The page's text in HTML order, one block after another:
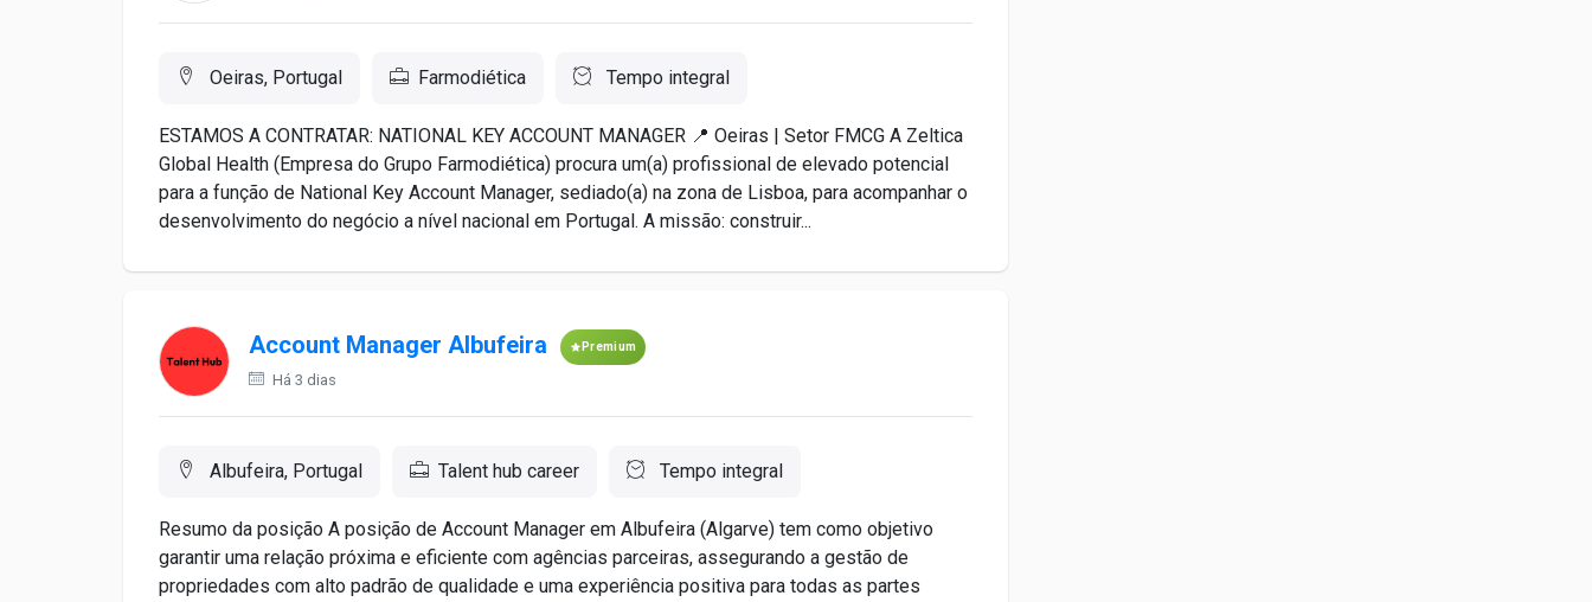
Oeiras, Portugal Farmodiética Tempo integral
ESTAMOS A CONTRATAR: NATIONAL KEY ACCOUNT MANAGER 📍 Oeiras | Setor FMCG A Zeltica
Global Health (Empresa do Grupo Farmodiética) procura um(a) profissional de elevado potencial
para a função de National Key Account Manager, sediado(a) na zona de Lisboa, para acompanhar o
desenvolvimento do negócio a nível nacional em Portugal. A missão: construir...
Account Manager Albufeira Premium
Há 3 dias
Albufeira, Portugal Talent hub career Tempo integral
Resumo da posição A posição de Account Manager em Albufeira (Algarve) tem como objetivo
garantir uma relação próxima e eficiente com agências parceiras, assegurando a gestão de
propriedades com alto padrão de qualidade e uma experiência positiva para todas as partes